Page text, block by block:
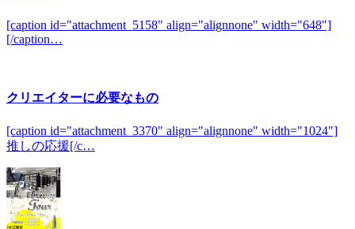
[caption id="attachment_5158" align="alignnone" width="648"]
[/caption…
クリエイターに必要なもの
[caption id="attachment_3370" align="alignnone" width="1024"]
推しの応援[/c…